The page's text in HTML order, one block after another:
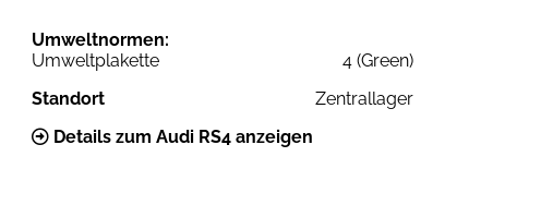
Umweltnormen:
Umweltplakette
4 (Green)
Standort
Zentrallager
Details zum Audi RS4 anzeigen